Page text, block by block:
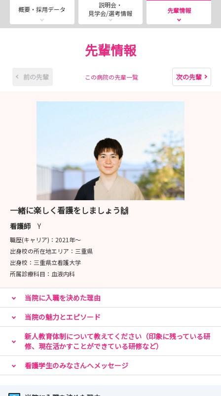
愛知県下最大規模の公立病院で働きませんか？
豊橋市民病院 管理課 採用担当 若原
0532-33-6313（直通）
概要・採用データ
説明会・
見学会/選考情報
先輩情報
先輩情報
前の先輩 この病院の先輩一覧 次の先輩
一緒に楽しく看護をしましょう🙌
看護師 Y
職歴(キャリア)： 2021年〜
出身校の所在地エリア： 三重県
出身校： 三重県立看護大学
所属診療科目： 血液内科
当院に入職を決めた理由
当院の魅力とエピソード
新人教育体制について教えてください（印象に残っている研
修、現在活かすことができている研修など）
看護学生のみなさんへメッセージ